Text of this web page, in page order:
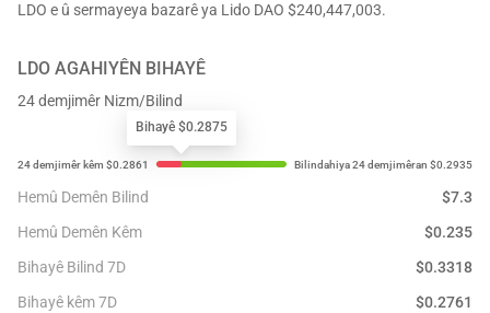
LDO e û sermayeya bazarê ya Lido DAO $240,447,003.
LDO AGAHIYÊN BIHAYÊ
24 demjimêr Nizm/Bilind
Bihayê $0.2875
Hemû Demên Bilind $7.3
Hemû Demên Kêm
$0.235
Bihayê Bilind 7D
$0.3318
Bihayê kêm 7D
$0.2761